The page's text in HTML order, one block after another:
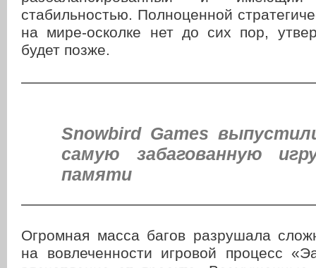
стабильностью. Полноценной
на мире-осколке нет до сих пор,
будет позже.
Snowbird Games
самую забагованную
памяти
Огромная масса багов разрушала
на вовлеченности игровой процесс